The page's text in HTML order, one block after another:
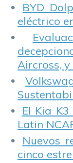
BYD
eléctrico
Aircross,
El Kia
Latin
Nuevos
cinco